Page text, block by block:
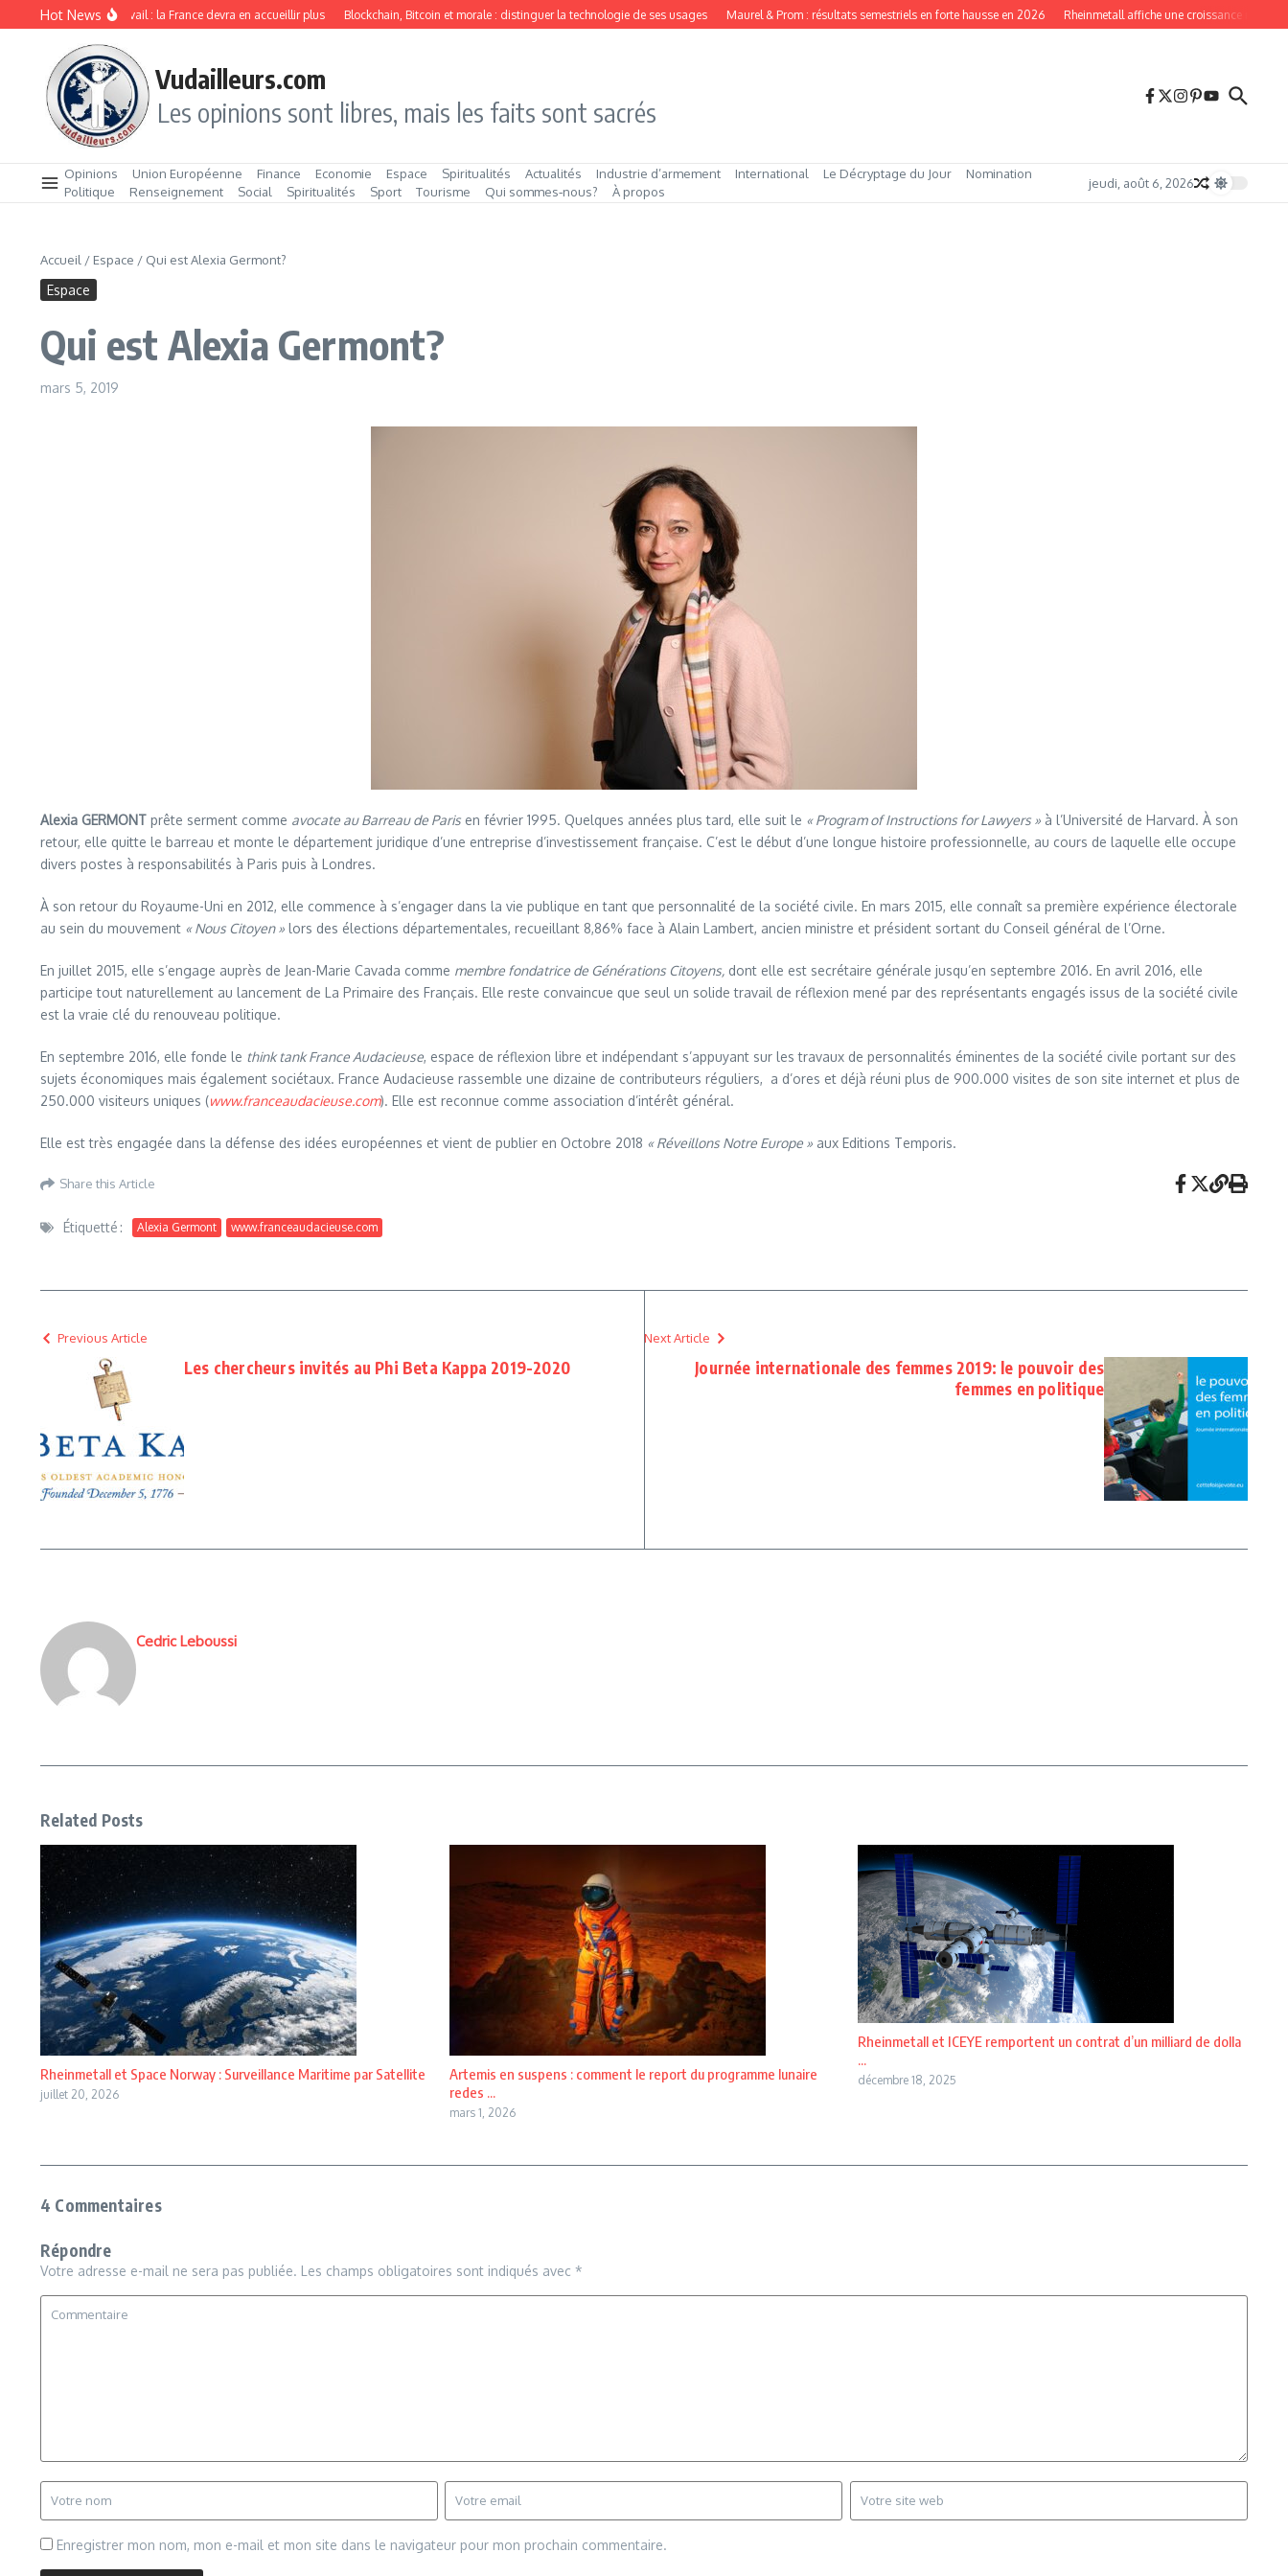
Aller au contenu
Hot News
Immigration de travail : la France devra en accueillir plus Blockchain, Bitcoin et morale : distinguer la technologie de ses usages Maurel & Prom : résultats semestriels en forte hausse en 2026 Rheinmetall affiche une croissance record en
Vudailleurs.com
Les opinions sont libres, mais les faits sont sacrés
Opinions Union Européenne Finance Economie Espace Spiritualités Actualités Industrie d’armement International Le Décryptage du Jour
Nomination
Politique
Renseignement Social Spiritualités Sport Tourisme Qui sommes‑nous? À propos
jeudi, août 6, 2026
Accueil / Espace / Qui est Alexia Germont?
Espace
Qui est Alexia Germont?
mars 5, 2019
Alexia GERMONT prête serment comme avocate au Barreau de Paris en février 1995. Quelques années plus tard, elle suit le « Program of Instructions for Lawyers » à l’Université de Harvard. À son
retour, elle quitte le barreau et monte le département juridique d’une entreprise d’investissement française. C’est le début d’une longue histoire professionnelle, au cours de laquelle elle occupe
divers postes à responsabilités à Paris puis à Londres.
À son retour du Royaume-Uni en 2012, elle commence à s’engager dans la vie publique en tant que personnalité de la société civile. En mars 2015, elle connaît sa première expérience électorale
au sein du mouvement « Nous Citoyen » lors des élections départementales, recueillant 8,86% face à Alain Lambert, ancien ministre et président sortant du Conseil général de l’Orne.
En juillet 2015, elle s’engage auprès de Jean-Marie Cavada comme membre fondatrice de Générations Citoyens, dont elle est secrétaire générale jusqu’en septembre 2016. En avril 2016, elle
participe tout naturellement au lancement de La Primaire des Français. Elle reste convaincue que seul un solide travail de réflexion mené par des représentants engagés issus de la société civile
est la vraie clé du renouveau politique.
En septembre 2016, elle fonde le think tank France Audacieuse, espace de réflexion libre et indépendant s’appuyant sur les travaux de personnalités éminentes de la société civile portant sur des
sujets économiques mais également sociétaux. France Audacieuse rassemble une dizaine de contributeurs réguliers, a d’ores et déjà réuni plus de 900.000 visites de son site internet et plus de
250.000 visiteurs uniques (www.franceaudacieuse.com). Elle est reconnue comme association d’intérêt général.
Elle est très engagée dans la défense des idées européennes et vient de publier en Octobre 2018 « Réveillons Notre Europe » aux Editions Temporis.
Share this Article
Étiquetté : Alexia Germont www.franceaudacieuse.com
Previous Article
Les chercheurs invités au Phi Beta Kappa 2019-2020
Next Article
Journée internationale des femmes 2019: le pouvoir des
femmes en politique
Cedric Leboussi
Related Posts
Rheinmetall et Space Norway : Surveillance Maritime par Satellite
juillet 20, 2026
Artemis en suspens : comment le report du programme lunaire
redes ...
mars 1, 2026
Rheinmetall et ICEYE remportent un contrat d’un milliard de dolla
...
décembre 18, 2025
4 Commentaires
Répondre
Votre adresse e-mail ne sera pas publiée. Les champs obligatoires sont indiqués avec *
Enregistrer mon nom, mon e-mail et mon site dans le navigateur pour mon prochain commentaire.